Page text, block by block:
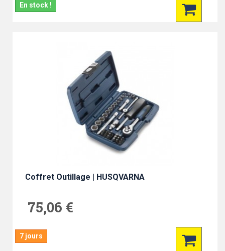
En stock !
Coffret Outillage | HUSQVARNA
75,06 €
7 jours